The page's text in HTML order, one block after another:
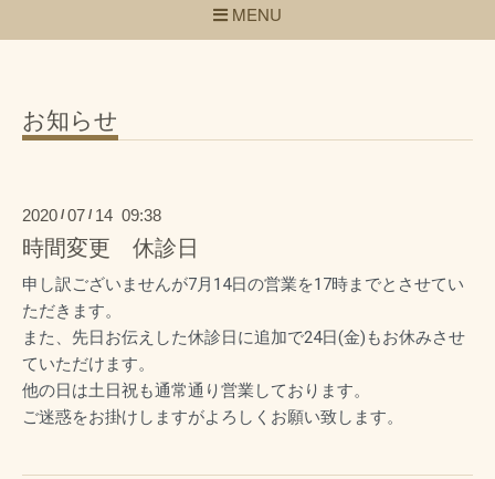
MENU
お知らせ
2020 / 07 / 14 09:38
時間変更 休診日
申し訳ございませんが7月14日の営業を17時までとさせてい
ただきます。
また、先日お伝えした休診日に追加で24日(金)もお休みさせ
ていただけます。
他の日は土日祝も通常通り営業しております。
ご迷惑をお掛けしますがよろしくお願い致します。